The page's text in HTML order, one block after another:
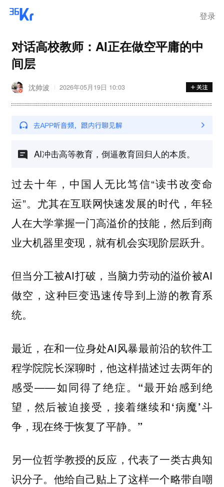
登录
对话高校教师：AI正在做空平庸的中
间层
沈帅波 2026年05月19日 10:03
AI冲击高等教育，倒逼教育回归人的本质。
过去十年，中国人无比笃信“读书改变命
运”。尤其在互联网快速发展的时代，年轻
人在大学掌握一门高溢价的技能，然后到商
业大机器里变现，就有机会实现阶层跃升。
但当分工被AI打破，当脑力劳动的溢价被AI
做空，这种巨变迅速传导到上游的教育系
统。
最近，在和一位身处AI风暴最前沿的软件工
程学院院长深聊时，他这样描述过去两年的
感受——如同得了绝症。 “最开始感到绝
望，然后被迫接受，接着继续和‘病魔’斗
争，现在终于恢复了平静。”
另一位哲学教授的反应，代表了一类古典知
识分子。他给自己贴上了这样一个略带自嘲